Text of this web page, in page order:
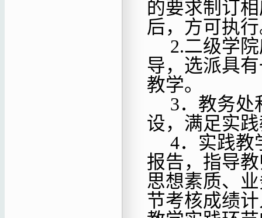
的要求制订
后，方可执
2.二级学
导，选派具
教学。
3．教务处
设，满足实
4．实践教
报告，指导
思想素质、
节考核成绩